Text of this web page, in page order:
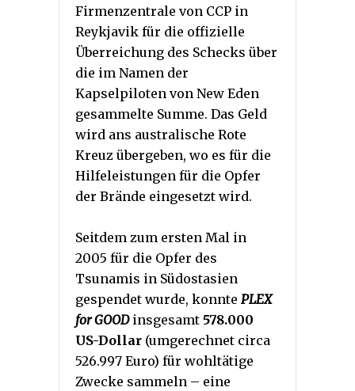
Firmenzentrale von CCP in
Reykjavik für die offizielle
Überreichung des Schecks über
die im Namen der
Kapselpiloten von New Eden
gesammelte Summe. Das Geld
wird ans australische Rote
Kreuz übergeben, wo es für die
Hilfeleistungen für die Opfer
der Brände eingesetzt wird.
Seitdem zum ersten Mal in
2005 für die Opfer des
Tsunamis in Südostasien
gespendet wurde, konnte PLEX
for GOODinsgesamt 578.000
US-Dollar (umgerechnet circa
526.997 Euro) für wohltätige
Zwecke sammeln – eine